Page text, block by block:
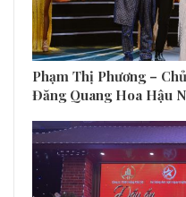
Phạm Thị Phương –
Đăng Quang Hoa Hậu